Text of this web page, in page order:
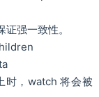
强一致性。
时，watch 将会被